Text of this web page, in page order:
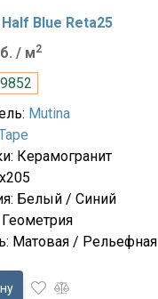
Blue Reta25
/ м2
Mutina
Керамогранит
Белый / Синий
Матовая / Рельефная